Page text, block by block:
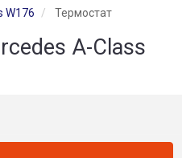
W176 Термостат
A-Class